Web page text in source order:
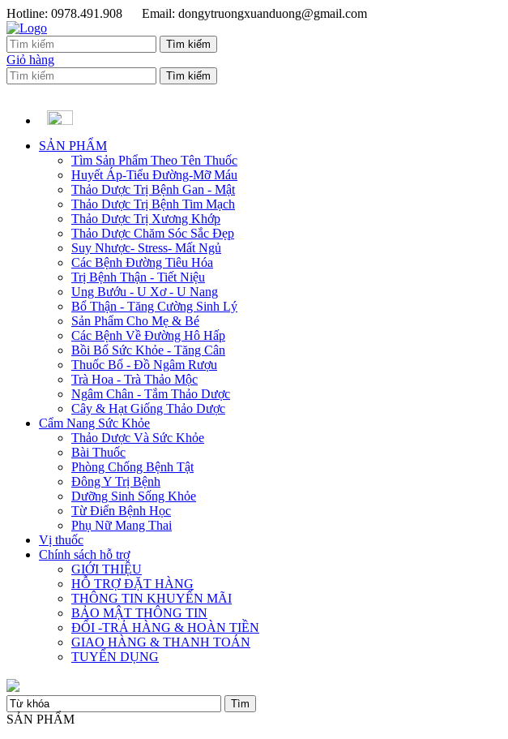
Hotline: 0978.491.908 Email: dongytruongxuanduong@gmail.com
Giỏ hàng
SẢN PHẨM
Tìm Sản Phẩm Theo Tên Thuốc
Huyết Áp-Tiểu Đường-Mỡ Máu
Thảo Dược Trị Bệnh Gan - Mật
Thảo Dược Trị Bệnh Tim Mạch
Thảo Dược Trị Xương Khớp
Thảo Dược Chăm Sóc Sắc Đẹp
Suy Nhược- Stress- Mất Ngủ
Các Bệnh Đường Tiêu Hóa
Trị Bệnh Thận - Tiết Niệu
Ung Bướu - U Xơ - U Nang
Bổ Thận - Tăng Cường Sinh Lý
Sản Phẩm Cho Mẹ & Bé
Các Bệnh Về Đường Hô Hấp
Bồi Bổ Sức Khỏe - Tăng Cân
Thuốc Bổ - Đồ Ngâm Rượu
Trà Hoa - Trà Thảo Mộc
Ngâm Chân - Tắm Thảo Dược
Cây & Hạt Giống Thảo Dược
Cẩm Nang Sức Khỏe
Thảo Dược Và Sức Khỏe
Bài Thuốc
Phòng Chống Bệnh Tật
Đông Y Trị Bệnh
Dưỡng Sinh Sống Khỏe
Từ Điển Bệnh Học
Phụ Nữ Mang Thai
Vị thuốc
Chính sách hỗ trợ
GIỚI THIỆU
HỖ TRỢ ĐẶT HÀNG
THÔNG TIN KHUYẾN MÃI
BẢO MẬT THÔNG TIN
ĐỔI -TRẢ HÀNG & HOÀN TIỀN
GIAO HÀNG & THANH TOÁN
TUYỂN DỤNG
SẢN PHẨM